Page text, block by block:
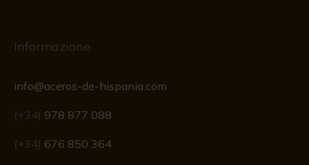
Informazione
info@aceros-de-hispania.com
(+34) 978 877 088
(+34) 676 850 364